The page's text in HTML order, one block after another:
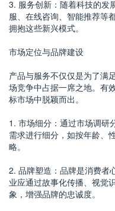
3. 服务创新：随着科技的发
服、在线咨询、智能推荐等
拥抱这些新兴模式。
市场定位与品牌建设
产品与服务不仅仅是为了满
场竞争中占据一席之地。有
标市场中脱颖而出。
1. 市场细分：通过市场调研
需求进行细分，如按年龄、
略。
2. 品牌塑造：品牌是消费者
业应通过故事化传播、视觉
象，增强品牌的忠诚度。